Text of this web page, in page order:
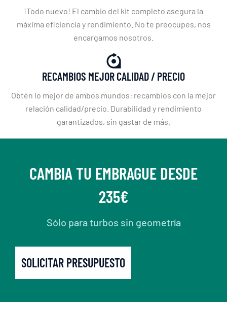
¡Todo nuevo! El cambio del kit completo asegura la
máxima eficiencia y rendimiento. No te preocupes, nos
encargamos nosotros.
RECAMBIOS MEJOR CALIDAD / PRECIO
Obtén lo mejor de ambos mundos: recambios con la mejor
relación calidad/precio. Durabilidad y rendimiento
garantizados, sin gastar de más.
CAMBIA TU EMBRAGUE DESDE
235€
Sólo para turbos sin geometría
SOLICITAR PRESUPUESTO